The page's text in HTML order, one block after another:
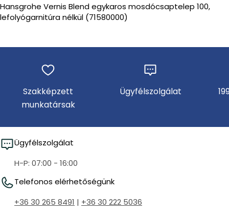
Hansgrohe Vernis Blend egykaros mosdócsaptelep 100,
lefolyógarnitúra nélkül (71580000)
Szakképzett
munkatársak
Ügyfélszolgálat
Ügyfélszolgálat
H-P: 07:00 - 16:00
Telefonos elérhetőségünk
+36 30 265 8491 | +36 30 222 5036